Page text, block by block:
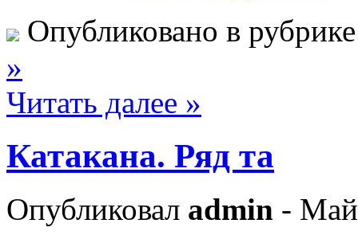
Опубликовано в
»
Читать далее »
Катакана. Ряд та
Опубликовал admin -